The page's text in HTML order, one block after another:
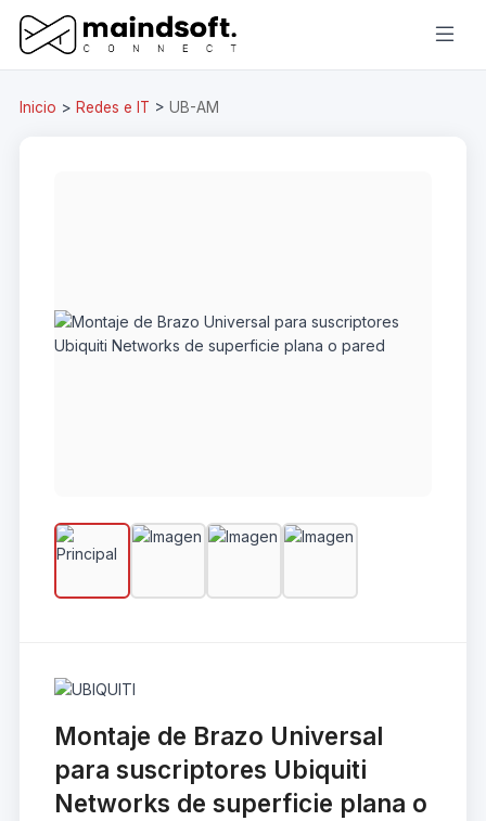
Inicio > Redes e IT > UB-AM
Montaje de Brazo Universal
para suscriptores Ubiquiti
Networks de superficie plana o